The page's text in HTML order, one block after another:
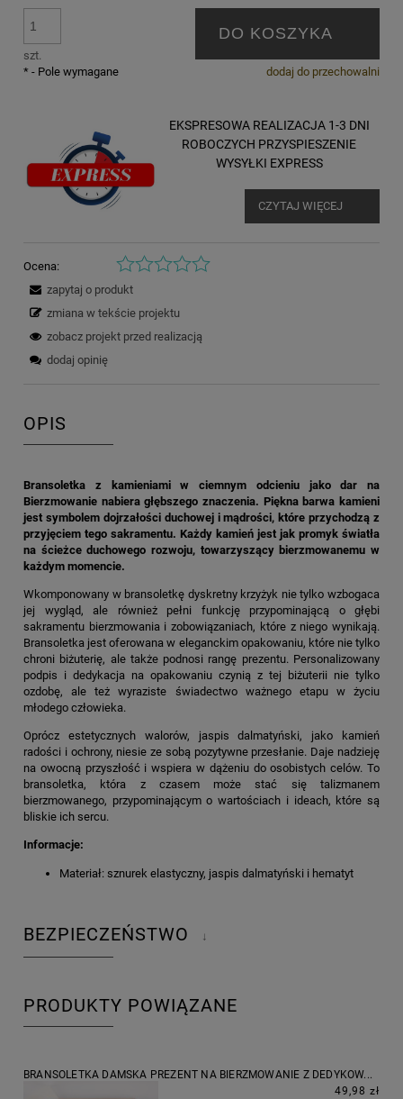
szt.
DO KOSZYKA
dodaj do przechowalni
* - Pole wymagane
EKSPRESOWA REALIZACJA 1-3 DNI
ROBOCZYCH PRZYSPIESZENIE
WYSYŁKI EXPRESS
CZYTAJ WIĘCEJ
Ocena:
zapytaj o produkt
zmiana w tekście projektu
zobacz projekt przed realizacją
dodaj opinię
OPIS
Bransoletka z kamieniami w ciemnym odcieniu jako dar na
Bierzmowanie nabiera głębszego znaczenia. Piękna barwa kamieni
jest symbolem dojrzałości duchowej i mądrości, które przychodzą z
przyjęciem tego sakramentu. Każdy kamień jest jak promyk światła
na ścieżce duchowego rozwoju, towarzyszący bierzmowanemu w
każdym momencie.
Wkomponowany w bransoletkę dyskretny krzyżyk nie tylko wzbogaca
jej wygląd, ale również pełni funkcję przypominającą o głębi
sakramentu bierzmowania i zobowiązaniach, które z niego wynikają.
Bransoletka jest oferowana w eleganckim opakowaniu, które nie tylko
chroni biżuterię, ale także podnosi rangę prezentu. Personalizowany
podpis i dedykacja na opakowaniu czynią z tej biżuterii nie tylko
ozdobę, ale też wyraziste świadectwo ważnego etapu w życiu
młodego człowieka.
Oprócz estetycznych walorów, jaspis dalmatyński, jako kamień
radości i ochrony, niesie ze sobą pozytywne przesłanie. Daje nadzieję
na owocną przyszłość i wspiera w dążeniu do osobistych celów. To
bransoletka, która z czasem może stać się talizmanem
bierzmowanego, przypominającym o wartościach i ideach, które są
bliskie ich sercu.
Informacje:
Materiał: sznurek elastyczny, jaspis dalmatyński i hematyt
BEZPIECZEŃSTWO ↓
PRODUKTY POWIĄZANE
BRANSOLETKA DAMSKA PREZENT NA BIERZMOWANIE Z DEDYKOW...
49,98 zł